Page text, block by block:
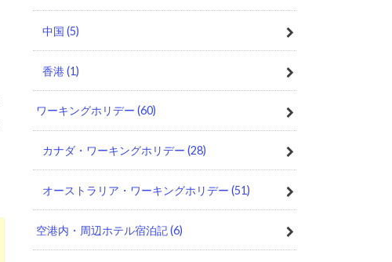
中国 (5)
香港(1)
ワーキングホリデー(60)
カナダ・ワーキングホリデー (28)
オーストラリア・ワーキングホリデー (51)
空港内・周辺ホテル宿泊記(6)